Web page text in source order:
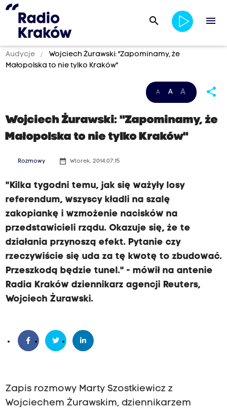
search menu
Audycje
Wojciech Żurawski: "Zapominamy, że
Małopolska to nie tylko Kraków"
A A A share
Wojciech Żurawski: "Zapominamy, że
Małopolska to nie tylko Kraków"
Rozmowy date_range Wtorek, 2014.07.15
"Kilka tygodni temu, jak się ważyły losy
referendum, wszyscy kładli na szalę
zakopiankę i wzmożenie nacisków na
przedstawicieli rządu. Okazuje się, że te
działania przynoszą efekt. Pytanie czy
rzeczywiście się uda za tę kwotę to zbudować.
Przeszkodą będzie tunel." - mówił na antenie
Radia Kraków dziennikarz agencji Reuters,
Wojciech Żurawski.
Zapis rozmowy Marty Szostkiewicz z
Wojciechem Żurawskim, dziennikarzem